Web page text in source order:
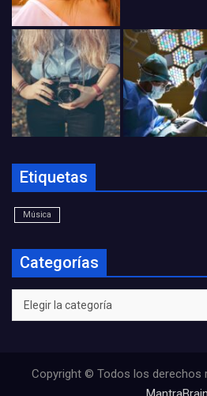
Etiquetas
Música
Categorías
Categorías
Copyright © Todos los derechos